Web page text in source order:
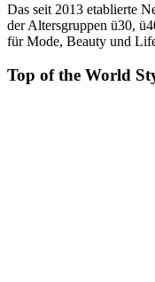
Das seit 2013 etablierte
der Altersgruppen ü30,
für Mode, Beauty und
Top of the World